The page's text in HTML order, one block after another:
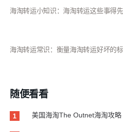
海淘转运小知识：海淘转运这些事得
海淘转运常识：衡量海淘转运好坏的标
随便看看
1 美国海淘The Outnet海淘攻略